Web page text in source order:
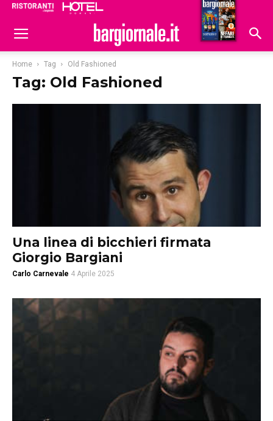
Hoteldomani
Home Tag Old Fashioned
Tag: Old Fashioned
Una linea di bicchieri firmata
Giorgio Bargiani
Carlo Carnevale 4 Aprile 2025